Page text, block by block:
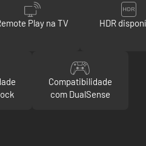
Play na TV HDR
Compatibilidade
com DualSense